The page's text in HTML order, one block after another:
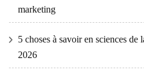
marketing
5 choses à savoir en sciences de
2026